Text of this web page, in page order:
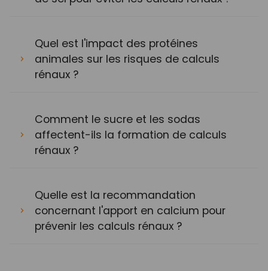
Quel est l'impact des protéines
animales sur les risques de calculs
rénaux ?
Comment le sucre et les sodas
affectent-ils la formation de calculs
rénaux ?
Quelle est la recommandation
concernant l'apport en calcium pour
prévenir les calculs rénaux ?